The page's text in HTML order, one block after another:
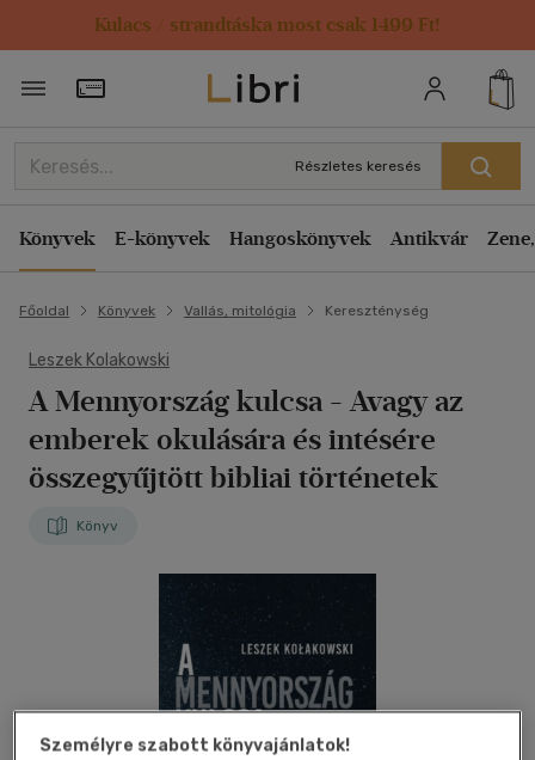
Kulacs / strandtáska most csak 1499 Ft!
Törzsvásárlói Kártya adatai
Részletes keresés
Könyvek E-könyvek Hangoskönyvek Antikvár
Főoldal Könyvek Vallás, mitológia Kereszténység
Leszek Kolakowski
A Mennyország kulcsa - Avagy az
emberek okulására és intésére
összegyűjtött bibliai történetek
Könyv
Személyre szabott könyvajánlatok!